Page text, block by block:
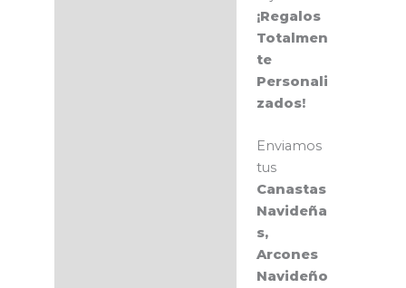
¡Regalos
Totalmen
te
Personali
zados!
Enviamos
tus
Canastas
Navideña
s,
Arcones
Navideño